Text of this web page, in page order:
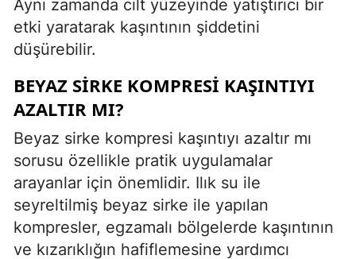
Aynı zamanda cilt yüzeyinde yatıştırıcı bir
etki yaratarak kaşıntının şiddetini
düşürebilir.
BEYAZ SIRKE KOMPRESI KAŞINTIYI
AZALTIR MI?
Beyaz sirke kompresi kaşıntıyı azaltır mı
sorusu özellikle pratik uygulamalar
arayanlar için önemlidir. Ilık su ile
seyreltilmiş beyaz sirke ile yapılan
kompresler, egzamalı bölgelerde kaşıntının
ve kızarıklığın hafiflemesine yardımcı